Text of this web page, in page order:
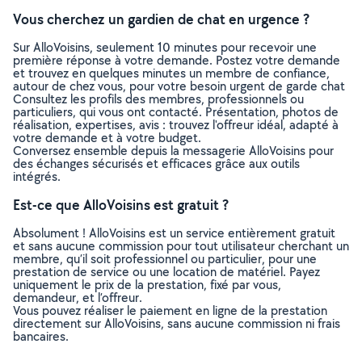
Vous cherchez un gardien de chat en urgence ?
Sur AlloVoisins, seulement 10 minutes pour recevoir une
première réponse à votre demande. Postez votre demande
et trouvez en quelques minutes un membre de confiance,
autour de chez vous, pour votre besoin urgent de garde chat
Consultez les profils des membres, professionnels ou
particuliers, qui vous ont contacté. Présentation, photos de
réalisation, expertises, avis : trouvez l'offreur idéal, adapté à
votre demande et à votre budget.
Conversez ensemble depuis la messagerie AlloVoisins pour
des échanges sécurisés et efficaces grâce aux outils
intégrés.
Est-ce que AlloVoisins est gratuit ?
Absolument ! AlloVoisins est un service entièrement gratuit
et sans aucune commission pour tout utilisateur cherchant un
membre, qu’il soit professionnel ou particulier, pour une
prestation de service ou une location de matériel. Payez
uniquement le prix de la prestation, fixé par vous,
demandeur, et l’offreur.
Vous pouvez réaliser le paiement en ligne de la prestation
directement sur AlloVoisins, sans aucune commission ni frais
bancaires.